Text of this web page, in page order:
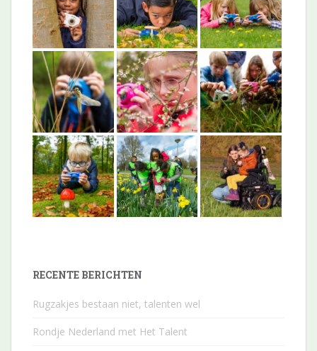
RECENTE BERICHTEN
Rugzakjes bestaan niet, talenten wel
Rondje Nederland met Het Talent